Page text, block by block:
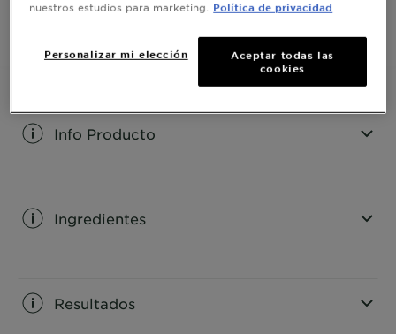
COMPRAR AHORA
Info Producto
Ingredientes
Resultados
nuestros estudios para marketing. Política de privacidad
Personalizar mi elección
Aceptar todas las
cookies